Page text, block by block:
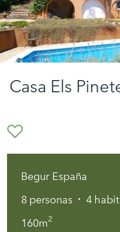
Casa Els
Begur España
8 personas · 4
160m2